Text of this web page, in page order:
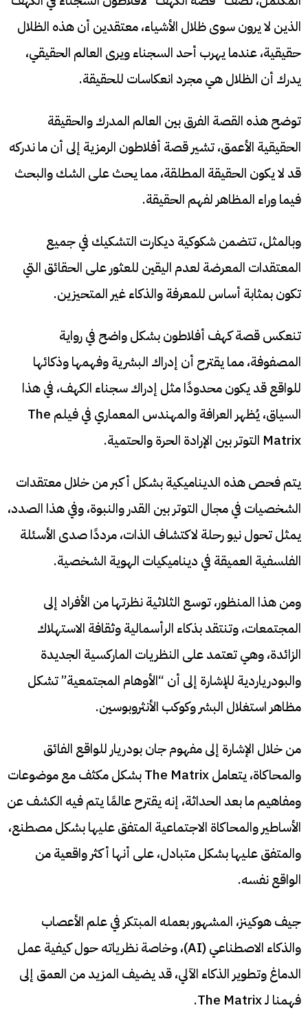
الذين لا يرون سوى ظلال الأشياء، معتقدين أن هذه الظلال
حقيقية، عندما يهرب أحد السجناء ويرى العالم الحقيقي،
يدرك أن الظلال هي مجرد انعكاسات للحقيقة.
توضح هذه القصة الفرق بين العالم المدرك والحقيقة
الحقيقية الأعمق، تشير قصة أفلاطون الرمزية إلى أن ما ندركه
قد لا يكون الحقيقة المطلقة، مما يحث على الشك والبحث
فيما وراء المظاهر لفهم الحقيقة.
وبالمثل، تتضمن شكوكية ديكارت التشكيك في جميع
المعتقدات المعرضة لعدم اليقين للعثور على الحقائق التي
تكون بمثابة أساس للمعرفة والذكاء غير المتحيزين.
تنعكس قصة كهف أفلاطون بشكل واضح في رواية
المصفوفة، مما يقترح أن إدراك البشرية وفهمها وذكائها
للواقع قد يكون محدودًا مثل إدراك سجناء الكهف، في هذا
السياق، يُظهر العرافة والمهندس المعماري في فيلم The
Matrix التوتر بين الإرادة الحرة والحتمية.
يتم فحص هذه الديناميكية بشكل أكبر من خلال معتقدات
الشخصيات في مجال التوتر بين القدر والنبوة، وفي هذا الصدد،
يمثل تحول نيو رحلة لاكتشاف الذات، مرددًا صدى الأسئلة
الفلسفية العميقة في ديناميكيات الهوية الشخصية.
ومن هذا المنظور، توسع الثلاثية نظرتها من الأفراد إلى
المجتمعات، وتنتقد بذكاء الرأسمالية وثقافة الاستهلاك
الزائدة، وهي تعتمد على النظريات الماركسية الجديدة
والبودرياردية للإشارة إلى أن “الأوهام المجتمعية” تشكل
مظاهر استغلال البشر وكوكب الأنثروبوسين.
من خلال الإشارة إلى مفهوم جان بودريار للواقع الفائق
والمحاكاة، يتعامل The Matrix بشكل مكثف مع موضوعات
ومفاهيم ما بعد الحداثة، إنه يقترح عالمًا يتم فيه الكشف عن
الأساطير والمحاكاة الاجتماعية المتفق عليها بشكل مصطنع،
والمتفق عليها بشكل متبادل، على أنها أكثر واقعية من
الواقع نفسه.
جيف هوكينز، المشهور بعمله المبتكر في علم الأعصاب
والذكاء الاصطناعي (AI)، وخاصة نظرياته حول كيفية عمل
الدماغ وتطوير الذكاء الآلي، قد يضيف المزيد من العمق إلى
فهمنا لـ The Matrix.